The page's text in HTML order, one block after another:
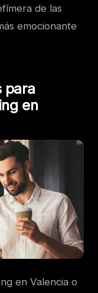
de las
emocionante
para
en
en Valencia o